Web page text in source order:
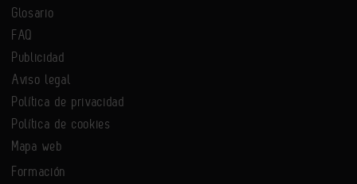
Glosario
FAQ
Publicidad
Aviso legal
Política de privacidad
Política de cookies
Mapa web
Formación